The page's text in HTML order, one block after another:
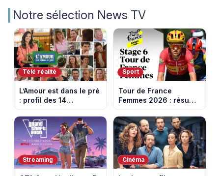
Notre sélection News TV
Télé réalité
L’Amour est dans le pré
: profil des 14
agriculteurs, speed
dating inédit et de
nouvelles histoires
d’amour
Sport
Tour de France
Femmes 2026 : résumé
vidéo de la 6e étape
entre Montbrison et
Tournon-sur-Rhône
Streaming Cinéma